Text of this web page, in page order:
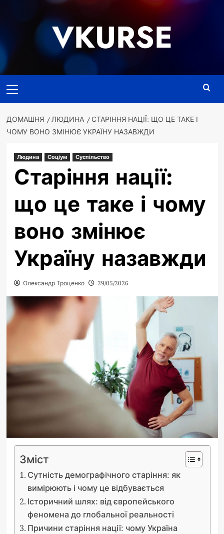
VKURSE
меню
ДОМАШНЯ ЛЮДИНА
СТАРІННЯ НАЦІЇ: ЩО ЦЕ ТАКЕ І
ЧОМУ ВОНО ЗМІНЮЄ УКРАЇНУ НАЗАВЖДИ
Людина Соціум Суспільство
Старіння нації:
що це таке і чому
воно змінює
Україну назавжди
Олександр Троценко 29/05/2026
Зміст
Сутність демографічного старіння: як
вимірюють і чому це відбувається
Історичний шлях: від європейського
феномена до глобальної реальності
Причини старіння нації: чому Україна